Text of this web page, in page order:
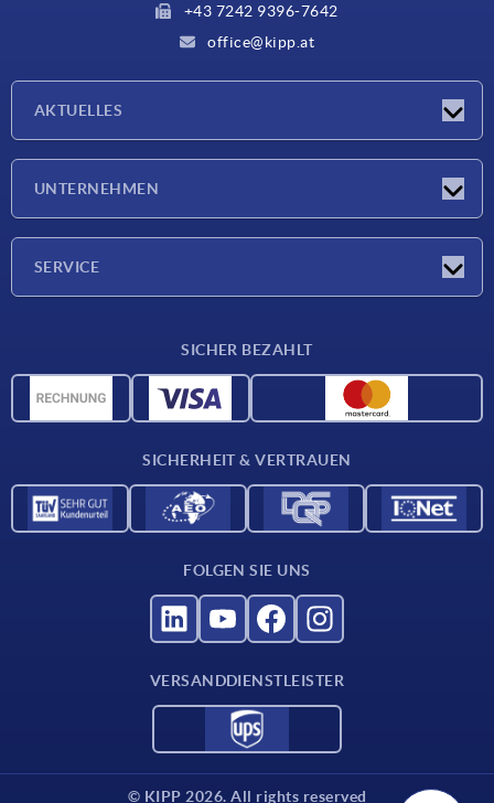
+43 7242 9396-7642
office@kipp.at
AKTUELLES
UNTERNEHMEN
SERVICE
CAD-Daten
Für Lieferanten
SICHER BEZAHLT
SICHERHEIT & VERTRAUEN
FOLGEN SIE UNS
VERSANDDIENSTLEISTER
© KIPP 2026. All rights reserved